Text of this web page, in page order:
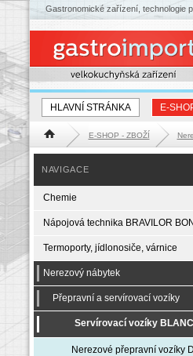
HLAVNÍ STRÁNKA E-
Hlavní stránka E-SHOP - ZBOŽÍ
NAVIGACE
Chemie
Nápojová technika BRAVILOR
Termoporty, jídlonosiče, várnice
Nerezový nábytek
Přepravní a servírovací vozíky
Servírovací vozíky
Nerezové přepravní vozíky
Gastronomické zařízení, technologie